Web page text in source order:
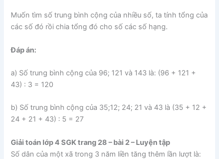
Muốn tìm số trung bình cộng của nhiều số, ta tính tổng của
các số đó rồi chia tổng đó cho số các số hạng.
Đáp án:
a) Số trung bình cộng của 96; 121 và 143 là: (96 + 121 +
43) : 3 = 120
b) Số trung bình cộng của 35;12; 24; 21 và 43 là (35 + 12 +
24 + 21 + 43) : 5 = 27
Giải toán lớp 4 SGK trang 28 – bài 2 – Luyện tập
Số dân của một xã trong 3 năm liền tăng thêm lần lượt là: